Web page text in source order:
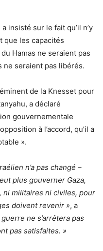
insisté sur le fait qu’il n’y
que les capacités
Hamas ne seraient pas
seraient pas libérés.
de la Knesset pour
a déclaré
gouvernementale
à l’accord, qu’il a
».
n’a pas changé –
plus gouverner Gaza,
ni militaires ni civiles, pour
doivent revenir », a
guerre ne s’arrêtera pas
pas satisfaites. »